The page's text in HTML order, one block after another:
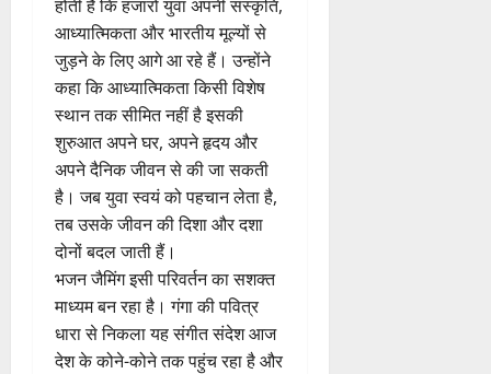
होती है कि हजारों युवा अपनी संस्कृति,
आध्यात्मिकता और भारतीय मूल्यों से
जुड़ने के लिए आगे आ रहे हैं। उन्होंने
कहा कि आध्यात्मिकता किसी विशेष
स्थान तक सीमित नहीं है इसकी
शुरुआत अपने घर, अपने हृदय और
अपने दैनिक जीवन से की जा सकती
है। जब युवा स्वयं को पहचान लेता है,
तब उसके जीवन की दिशा और दशा
दोनों बदल जाती हैं।
भजन जैमिंग इसी परिवर्तन का सशक्त
माध्यम बन रहा है। गंगा की पवित्र
धारा से निकला यह संगीत संदेश आज
देश के कोने-कोने तक पहुंच रहा है और